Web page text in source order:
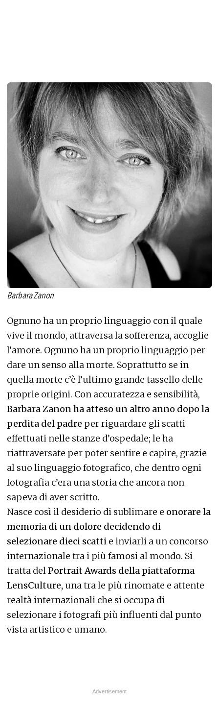
Barbara Zanon
Ognuno ha un proprio linguaggio con il quale
vive il mondo, attraversa la sofferenza, accoglie
l’amore. Ognuno ha un proprio linguaggio per
dare un senso alla morte. Soprattutto se in
quella morte c’è l’ultimo grande tassello delle
proprie origini. Con accuratezza e sensibilità,
Barbara Zanon ha atteso un altro anno dopo la
perdita del padre per riguardare gli scatti
effettuati nelle stanze d’ospedale; le ha
riattraversate per poter sentire e capire, grazie
al suo linguaggio fotografico, che dentro ogni
fotografia c’era una storia che ancora non
sapeva di aver scritto.
Nasce così il desiderio di sublimare e onorare la
memoria di un dolore decidendo di
selezionare dieci scatti e inviarli a un concorso
internazionale tra i più famosi al mondo. Si
tratta delPortrait Awards della piattaforma
LensCulture, una tra le più rinomate e attente
realtà internazionali che si occupa di
selezionare i fotografi più influenti dal punto
vista artistico e umano.